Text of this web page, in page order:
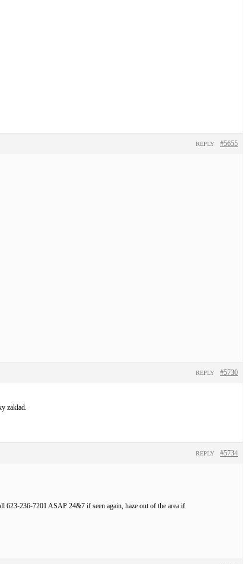
#5655
REPLY
#5730
REPLY
zaklad.
#5734
REPLY
623-236-7201 ASAP 24&7 if seen again, haze out of the area if